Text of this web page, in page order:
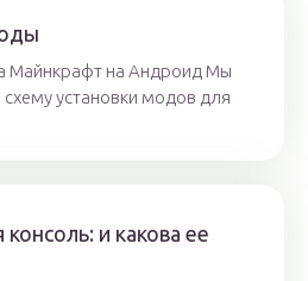
Майнкрафт на Андроид Мы
установки модов для
и какова ее